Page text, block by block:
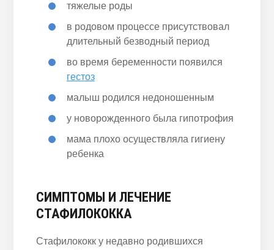
тяжелые роды
в родовом процессе присутствовал
длительный безводный период
во время беременности появился
гестоз
малыш родился недоношенным
у новорожденного была гипотрофия
мама плохо осуществляла гигиену
ребенка
СИМПТОМЫ И ЛЕЧЕНИЕ
СТАФИЛОКОККА
Стафилококк у недавно родившихся